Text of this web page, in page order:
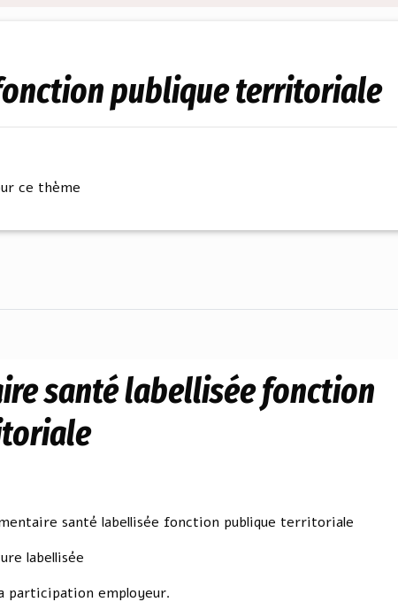
fonction publique territoriale
ce thème
santé labellisée fonction
santé labellisée fonction publique territoriale
labellisée
participation employeur.